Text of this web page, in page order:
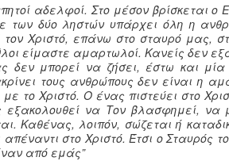
αδελφοί. Στο μέσον βρίσκεται ο
των δύο ληστών υπάρχει όλη η
Χριστό, επάνω στο σταυρό μας,
είμαστε αμαρτωλοί. Κανείς δεν
δεν μπορεί να ζήσει, έστω και
τους ανθρώπους δεν είναι η
το Χριστό. Ο ένας πιστεύει στο
εξακολουθεί να Τον βλασφημεί, να
Καθένας, λοιπόν, σώζεται ή
στο Χριστό. Έτσι ο Σταυρός
από εμάς”